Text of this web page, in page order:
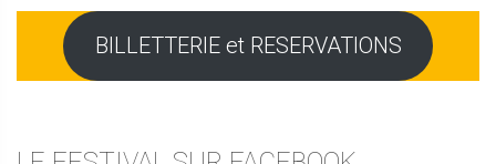
BILLETTERIE et RESERVATIONS